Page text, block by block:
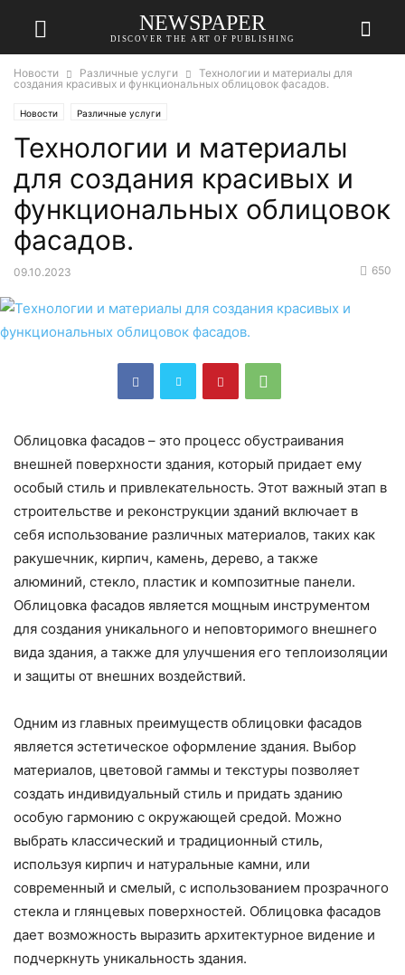
NEWSPAPER
DISCOVER THE ART OF PUBLISHING
Новости Различные услуги
Технологии и материалы для
создания красивых и функциональных облицовок фасадов.
Новости Различные услуги
Технологии и материалы
для создания красивых и
функциональных облицовок
фасадов.
09.10.2023 650
Облицовка фасадов – это процесс обустраивания
внешней поверхности здания, который придает ему
особый стиль и привлекательность. Этот важный этап в
строительстве и реконструкции зданий включает в
себя использование различных материалов, таких как
ракушечник, кирпич, камень, дерево, а также
алюминий, стекло, пластик и композитные панели.
Облицовка фасадов является мощным инструментом
для создания уникального и неповторимого внешнего
вида здания, а также для улучшения его теплоизоляции
и защиты от внешних воздействий.
Одним из главных преимуществ облицовки фасадов
является эстетическое оформление здания. Выбор
материалов, цветовой гаммы и текстуры позволяет
создать индивидуальный стиль и придать зданию
особую гармонию с окружающей средой. Можно
выбрать классический и традиционный стиль,
используя кирпич и натуральные камни, или
современный и смелый, с использованием прозрачного
стекла и глянцевых поверхностей. Облицовка фасадов
дает возможность выразить архитектурное видение и
подчеркнуть уникальность здания.